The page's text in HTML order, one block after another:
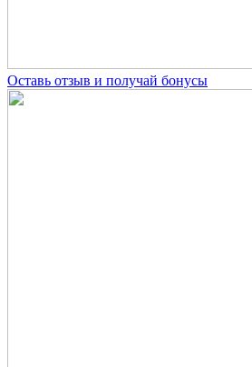
Оставь отзыв и получай бонусы